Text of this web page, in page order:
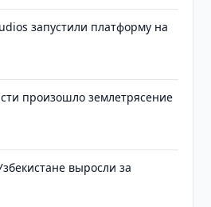
запустили платформу на
произошло землетрясение
выросли за